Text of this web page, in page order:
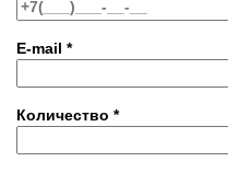
E-mail *
Количество *